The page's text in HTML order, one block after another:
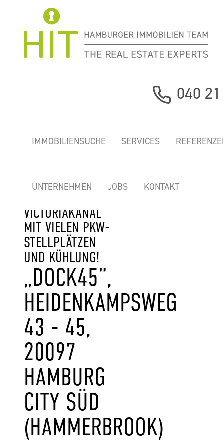
040
IMMOBILIENSUCHE SERVICES
UNTERNEHMEN JOBS KONTAKT
„DOCK45” -
BÜROFLÄCHEN
VICTORIAKANAL
MIT VIELEN PKW-
STELLPLÄTZEN
UND KÜHLUNG!
„DOCK45”,
HEIDENKAMPSWEG
43 - 45,
20097
HAMBURG
CITY SÜD
(HAMMERBROOK)